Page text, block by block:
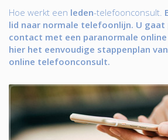
Hoe werkt een leden-telefoonconsult.
lid naar normale telefoonlijn. U gaat
contact met een paranormale
hier het eenvoudige stappenplan
online telefoonconsult.